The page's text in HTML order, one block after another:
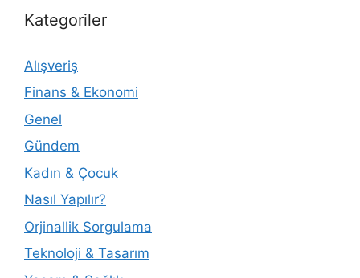
Kategoriler
Alışveriş
Finans & Ekonomi
Genel
Gündem
Kadın & Çocuk
Nasıl Yapılır?
Orjinallik Sorgulama
Teknoloji & Tasarım